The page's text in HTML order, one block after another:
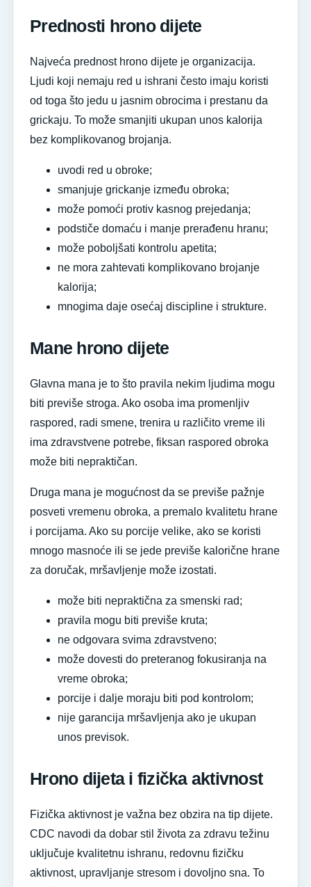
Prednosti hrono dijete
Najveća prednost hrono dijete je organizacija.
Ljudi koji nemaju red u ishrani često imaju koristi
od toga što jedu u jasnim obrocima i prestanu da
grickaju. To može smanjiti ukupan unos kalorija
bez komplikovanog brojanja.
uvodi red u obroke;
smanjuje grickanje između obroka;
može pomoći protiv kasnog prejedanja;
podstiče domaću i manje prerađenu hranu;
može poboljšati kontrolu apetita;
ne mora zahtevati komplikovano brojanje
kalorija;
mnogima daje osećaj discipline i strukture.
Mane hrono dijete
Glavna mana je to što pravila nekim ljudima mogu
biti previše stroga. Ako osoba ima promenljiv
raspored, radi smene, trenira u različito vreme ili
ima zdravstvene potrebe, fiksan raspored obroka
može biti nepraktičan.
Druga mana je mogućnost da se previše pažnje
posveti vremenu obroka, a premalo kvalitetu hrane
i porcijama. Ako su porcije velike, ako se koristi
mnogo masnoće ili se jede previše kalorične hrane
za doručak, mršavljenje može izostati.
može biti nepraktična za smenski rad;
pravila mogu biti previše kruta;
ne odgovara svima zdravstveno;
može dovesti do preteranog fokusiranja na
vreme obroka;
porcije i dalje moraju biti pod kontrolom;
nije garancija mršavljenja ako je ukupan
unos previsok.
Hrono dijeta i fizička aktivnost
Fizička aktivnost je važna bez obzira na tip dijete.
CDC navodi da dobar stil života za zdravu težinu
uključuje kvalitetnu ishranu, redovnu fizičku
aktivnost, upravljanje stresom i dovoljno sna. To